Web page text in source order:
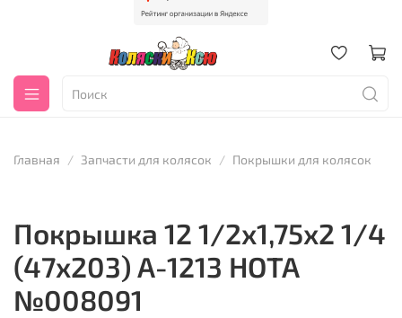
Главная Запчасти для колясок Покрышки для колясок
Покрышка 12 1/2х1,75х2 1/4
(47x203) A-1213 HOTA
№008091